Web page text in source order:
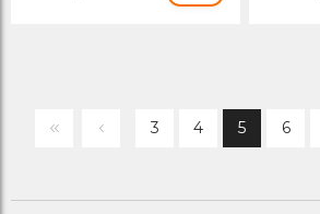
3 4 5 6